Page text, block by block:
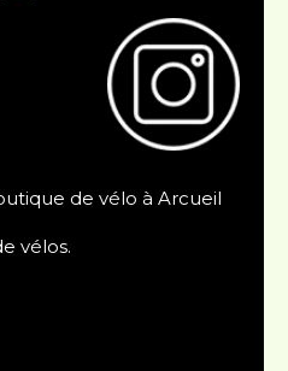
de vélo à Arcueil
vélos.